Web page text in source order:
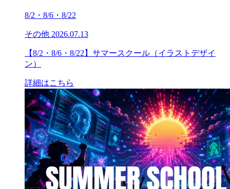
8/2・8/6・8/22
その他 2026.07.13
【8/2・8/6・8/22】サマースクール（イラストデザイ
ン）
詳細はこちら